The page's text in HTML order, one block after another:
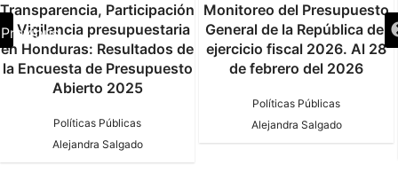
Previous
Transparencia, Participación
y Vigilancia presupuestaria
en Honduras: Resultados de
la Encuesta de Presupuesto
Abierto 2025
Políticas Públicas
Alejandra Salgado
Monitoreo del Presupuesto
General de la República del
ejercicio fiscal 2026. Al 28
de febrero del 2026
Políticas Públicas
Alejandra Salgado